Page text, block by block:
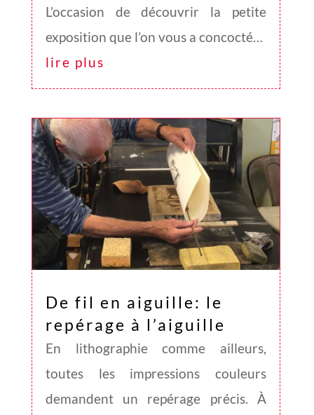
L’occasion de découvrir la petite
exposition que l’on vous a concocté…
lire plus
De fil en aiguille: le
repérage à l’aiguille
En lithographie comme ailleurs,
toutes les impressions couleurs
demandent un repérage précis. À